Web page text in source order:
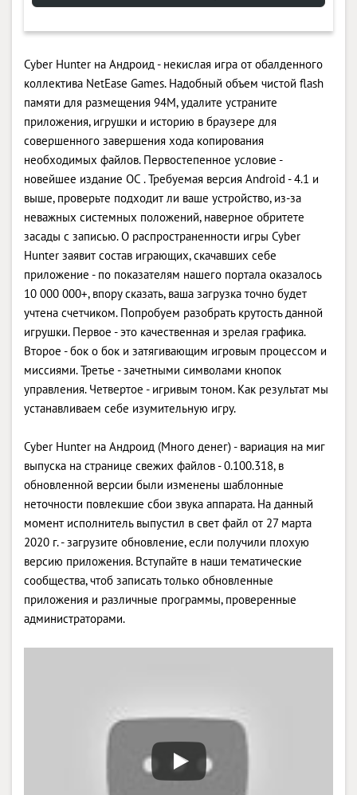
Cyber Hunter на Андроид - некислая игра от обалденного
коллектива NetEase Games. Надобный объем чистой flash
памяти для размещения 94M, удалите устраните
приложения, игрушки и историю в браузере для
совершенного завершения хода копирования
необходимых файлов. Первостепенное условие -
новейшее издание ОС . Требуемая версия Android - 4.1 и
выше, проверьте подходит ли ваше устройство, из-за
неважных системных положений, наверное обритете
засады с записью. О распространенности игры Cyber
Hunter заявит состав играющих, скачавших себе
приложение - по показателям нашего портала оказалось
10 000 000+, впору сказать, ваша загрузка точно будет
учтена счетчиком. Попробуем разобрать крутость данной
игрушки. Первое - это качественная и зрелая графика.
Второе - бок о бок и затягивающим игровым процессом и
миссиями. Третье - зачетными символами кнопок
управления. Четвертое - игривым тоном. Как результат мы
устанавливаем себе изумительную игру.
Cyber Hunter на Андроид (Много денег) - вариация на миг
выпуска на странице свежих файлов - 0.100.318, в
обновленной версии были изменены шаблонные
неточности повлекшие сбои звука аппарата. На данный
момент исполнитель выпустил в свет файл от 27 марта
2020 г. - загрузите обновление, если получили плохую
версию приложения. Вступайте в наши тематические
сообщества, чтоб записать только обновленные
приложения и различные программы, проверенные
администраторами.